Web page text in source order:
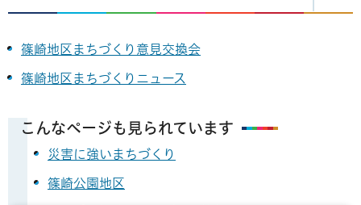
篠崎地区まちづくり意見交換会
篠崎地区まちづくりニュース
こんなページも見られています
災害に強いまちづくり
篠崎公園地区